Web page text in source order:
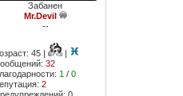
Забанен
Mr.Devil
--
45 |
|
32
1 / 0
2